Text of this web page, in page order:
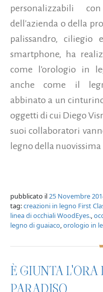
personalizzabili
dell'azienda o della
palissandro,
smartphone, ha
come l'orologio in
anche come il
abbinato a un
oggetti di cui Diego
suoi collaboratori
legno della nuovissima
pubblicato il25 Novembre
tag:creazioni in legno First
linea di occhiali WoodEyes.,
legno di guaiaco,orologio in
È GIUNTA
PARADISO